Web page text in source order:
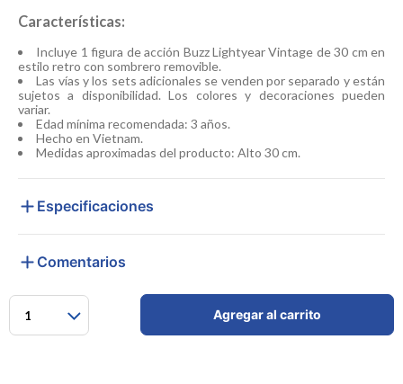
1 Agregar al carrito
Características:
Incluye 1 figura de acción Buzz Lightyear Vintage de 30 cm en
estilo retro con sombrero removible.
Las vías y los sets adicionales se venden por separado y están
sujetos a disponibilidad. Los colores y decoraciones pueden
variar.
Edad mínima recomendada: 3 años.
Hecho en Vietnam.
Medidas aproximadas del producto: Alto 30 cm.
Especificaciones
Comentarios